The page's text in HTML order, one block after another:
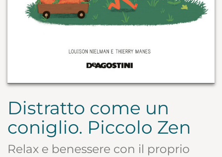
Distratto come un
coniglio. Piccolo Zen
Relax e benessere con il proprio